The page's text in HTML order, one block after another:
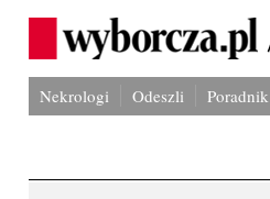
Nekrologi Odeszli